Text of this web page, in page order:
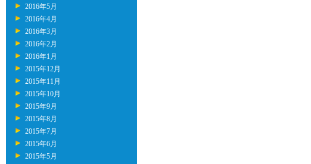
2016年5月
2016年4月
2016年3月
2016年2月
2016年1月
2015年12月
2015年11月
2015年10月
2015年9月
2015年8月
2015年7月
2015年6月
2015年5月